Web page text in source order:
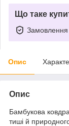
Що таке
Замовлення
Опис
Опис
Бамбукова
тиші й